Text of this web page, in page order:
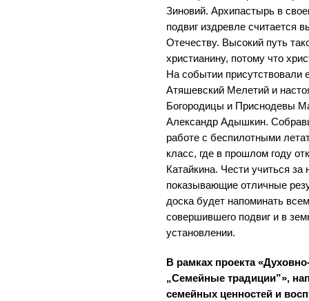
Зиновий. Архипастырь в
подвиг издревле считается
Отечеству. Высокий путь
христианину, потому что
На событии присутствовали
Атяшевский Мелетий и
Богородицы и Приснодевы
Александр Адышкин.
работе с беспилотными
класс, где в прошлом году
Катайкина. Чести учиться
показывающие отличные
доска будет напоминать
совершившего подвиг и в
установлении.
В рамках проекта
„Семейные традиции”»,
семейных ценностей и